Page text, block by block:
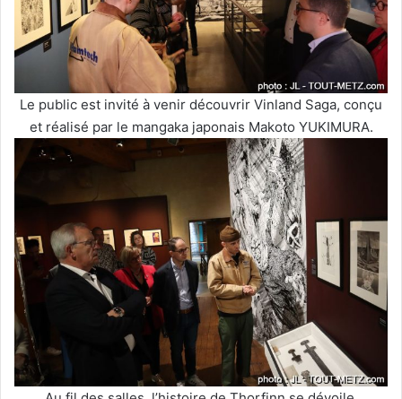
Le public est invité à venir découvrir Vinland Saga, conçu
et réalisé par le mangaka japonais Makoto YUKIMURA.